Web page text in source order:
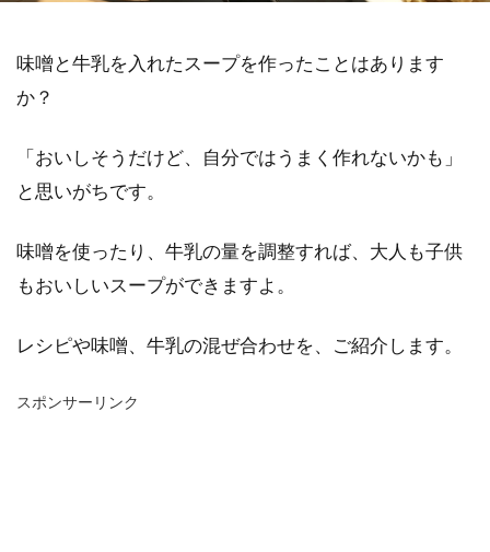
味噌と牛乳を入れたスープを作ったことはあります
か？
「おいしそうだけど、自分ではうまく作れないかも」
と思いがちです。
味噌を使ったり、牛乳の量を調整すれば、大人も子供
もおいしいスープができますよ。
レシピや味噌、牛乳の混ぜ合わせを、ご紹介します。
スポンサーリンク